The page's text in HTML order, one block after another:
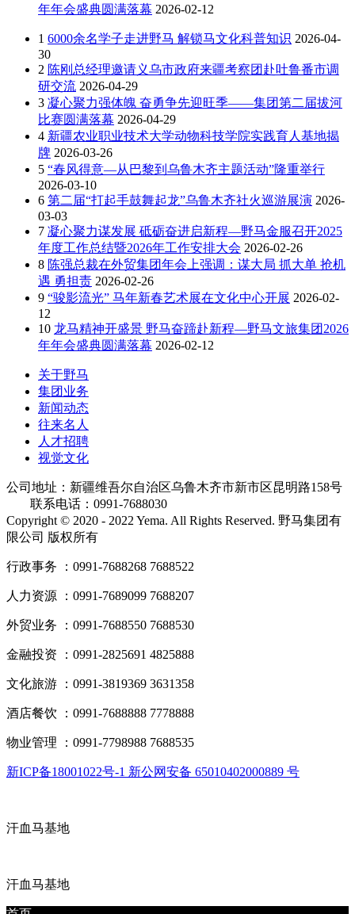
年年会盛典圆满落幕 2026-02-12
1 6000余名学子走进野马 解锁马文化科普知识 2026-04-
30
2 陈刚总经理邀请义乌市政府来疆考察团赴吐鲁番市调
研交流 2026-04-29
3 凝心聚力强体魄 奋勇争先迎旺季——集团第二届拔河
比赛圆满落幕 2026-04-29
4 新疆农业职业技术大学动物科技学院实践育人基地揭
牌 2026-03-26
5 “春风得意—从巴黎到乌鲁木齐主题活动”隆重举行
2026-03-10
6 第二届“打起手鼓舞起龙”乌鲁木齐社火巡游展演 2026-
03-03
7 凝心聚力谋发展 砥砺奋进启新程—野马金服召开2025
年度工作总结暨2026年工作安排大会 2026-02-26
8 陈强总裁在外贸集团年会上强调：谋大局 抓大单 抢机
遇 勇担责 2026-02-26
9 “骏影流光” 马年新春艺术展在文化中心开展 2026-02-
12
10 龙马精神开盛景 野马奋蹄赴新程—野马文旅集团2026
年年会盛典圆满落幕 2026-02-12
关于野马
集团业务
新闻动态
往来名人
人才招聘
视觉文化
公司地址：新疆维吾尔自治区乌鲁木齐市新市区昆明路158号
联系电话：0991-7688030
Copyright © 2020 - 2022 Yema. All Rights Reserved. 野马集团有
限公司 版权所有
行政事务 ：0991-7688268 7688522
人力资源 ：0991-7689099 7688207
外贸业务 ：0991-7688550 7688530
金融投资 ：0991-2825691 4825888
文化旅游 ：0991-3819369 3631358
酒店餐饮 ：0991-7688888 7778888
物业管理 ：0991-7798988 7688535
新ICP备18001022号-1 新公网安备 65010402000889 号
汗血马基地
汗血马基地